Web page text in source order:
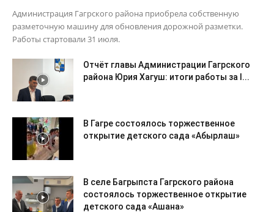
Администрация Гагрского района приобрела собственную
разметочную машину для обновления дорожной разметки.
Работы стартовали 31 июля.
Отчёт главы Администрации Гагрского
района Юрия Хагуш: итоги работы за I...
В Гагре состоялось торжественное
открытие детского сада «Абырлаш»
В селе Багрыпста Гагрского района
состоялось торжественное открытие
детского сада «Ашана»